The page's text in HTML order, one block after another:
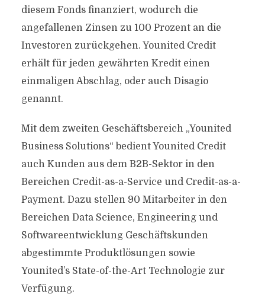
diesem Fonds finanziert, wodurch die
angefallenen Zinsen zu 100 Prozent an die
Investoren zurückgehen. Younited Credit
erhält für jeden gewährten Kredit einen
einmaligen Abschlag, oder auch Disagio
genannt.
Mit dem zweiten Geschäftsbereich „Younited
Business Solutions“ bedient Younited Credit
auch Kunden aus dem B2B-Sektor in den
Bereichen Credit-as-a-Service und Credit-as-a-
Payment. Dazu stellen 90 Mitarbeiter in den
Bereichen Data Science, Engineering und
Softwareentwicklung Geschäftskunden
abgestimmte Produktlösungen sowie
Younited’s State-of-the-Art Technologie zur
Verfügung.